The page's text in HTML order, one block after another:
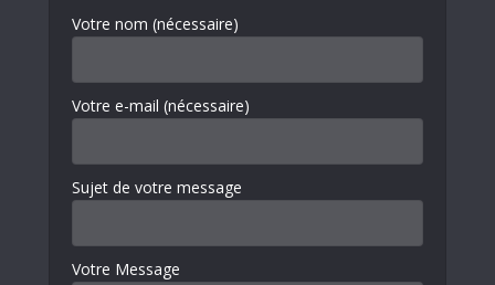
Votre nom (nécessaire)
Votre e-mail (nécessaire)
Sujet de votre message
Votre Message